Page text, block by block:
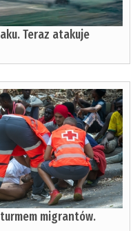
Teraz atakuje
migrantów.